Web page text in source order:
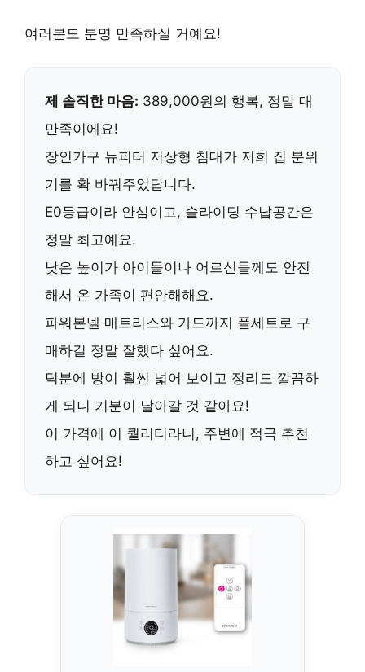
여러분도 분명 만족하실 거예요!
제 솔직한 마음: 389,000원의 행복, 정말 대
만족이에요!
장인가구 뉴피터 저상형 침대가 저희 집 분위
기를 확 바꿔주었답니다.
E0등급이라 안심이고, 슬라이딩 수납공간은
정말 최고예요.
낮은 높이가 아이들이나 어르신들께도 안전
해서 온 가족이 편안해해요.
파워본넬 매트리스와 가드까지 풀세트로 구
매하길 정말 잘했다 싶어요.
덕분에 방이 훨씬 넓어 보이고 정리도 깔끔하
게 되니 기분이 날아갈 것 같아요!
이 가격에 이 퀄리티라니, 주변에 적극 추천
하고 싶어요!